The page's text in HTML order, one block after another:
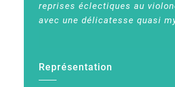
reprises éclectiques au
avec une délicatesse quasi
Représentation